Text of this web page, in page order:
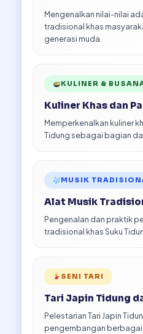
Mengenalkan nilai-nilai
tradisional khas
generasi muda.
KULINER &
Kuliner Khas dan
Memperkenalkan kuliner
Tidung sebagai bagian
MUSIK
Alat Musik
Pengenalan dan praktik
tradisional khas Suku
SENI TARI
Tari Japin Tidung
Pelestarian Tari Japin
pengembangan berbagai